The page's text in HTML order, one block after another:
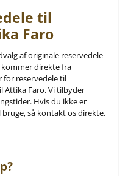
til
Faro
af originale reservedele
direkte fra
for reservedele til
Attika Faro. Vi tilbyder
Hvis du ikke er
så kontakt os direkte.